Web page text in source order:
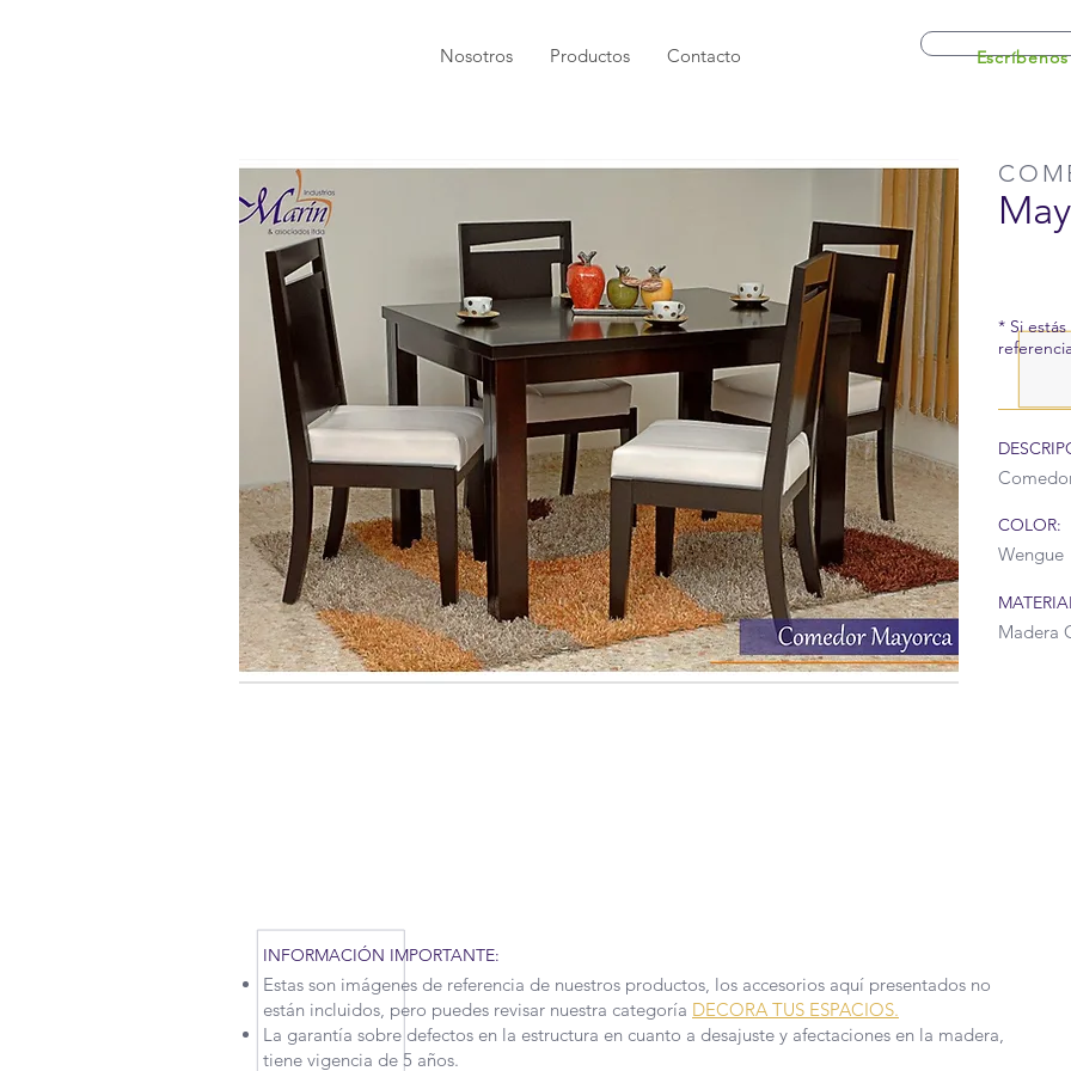
Nosotros Productos Contacto
* Si
COLOR:
Wengue
Madera
INFORMACIÓN IMPORTANTE:
Estas son imágenes de referencia de nuestros productos, los accesorios aquí presentados no
están incluidos, pero puedes revisar nuestra categoría DECORA TUS ESPACIOS.
La garantía sobre defectos en la estructura en cuanto a desajuste y afectaciones en la madera,
tiene vigencia de 5 años.